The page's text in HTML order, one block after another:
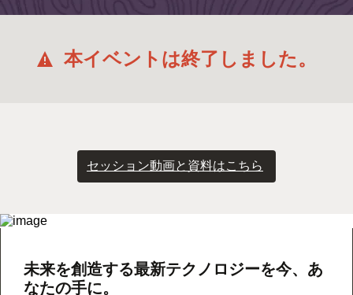
本イベントは終了しました。
セッション動画と資料はこちら
未来を創造する最新テクノロジーを今、あ
なたの手に。